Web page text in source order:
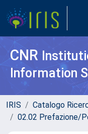
CNR
Information
IRIS Catalogo
02.02 Prefazione/